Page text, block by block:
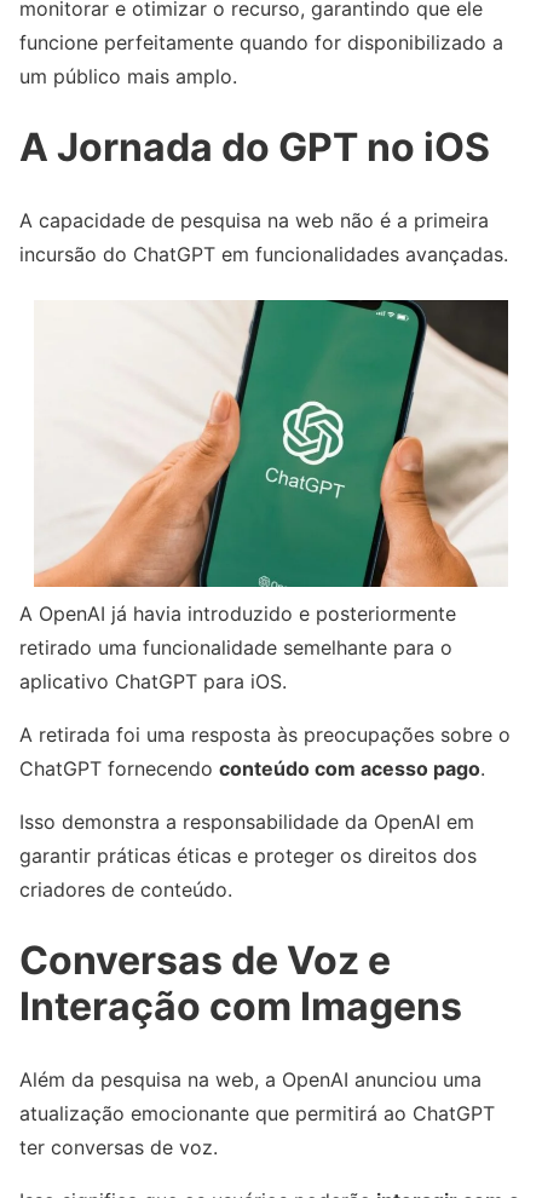
monitorar e otimizar o recurso, garantindo que ele
funcione perfeitamente quando for disponibilizado a
um público mais amplo.
A Jornada do GPT no iOS
A capacidade de pesquisa na web não é a primeira
incursão do ChatGPT em funcionalidades avançadas.
A OpenAI já havia introduzido e posteriormente
retirado uma funcionalidade semelhante para o
aplicativo ChatGPT para iOS.
A retirada foi uma resposta às preocupações sobre o
ChatGPT fornecendo conteúdo com acesso pago.
Isso demonstra a responsabilidade da OpenAI em
garantir práticas éticas e proteger os direitos dos
criadores de conteúdo.
Conversas de Voz e
Interação com Imagens
Além da pesquisa na web, a OpenAI anunciou uma
atualização emocionante que permitirá ao ChatGPT
ter conversas de voz.